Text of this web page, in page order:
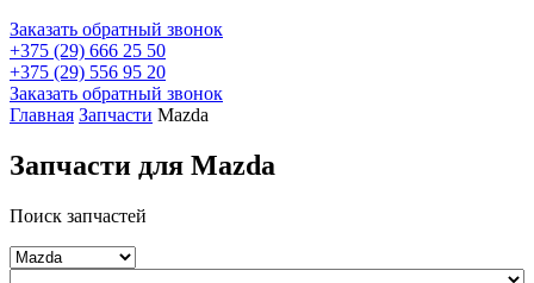
Заказать обратный звонок
+375 (29) 666 25 50
+375 (29) 556 95 20
Заказать обратный звонок
Главная Запчасти Mazda
Запчасти для Mazda
Поиск запчастей